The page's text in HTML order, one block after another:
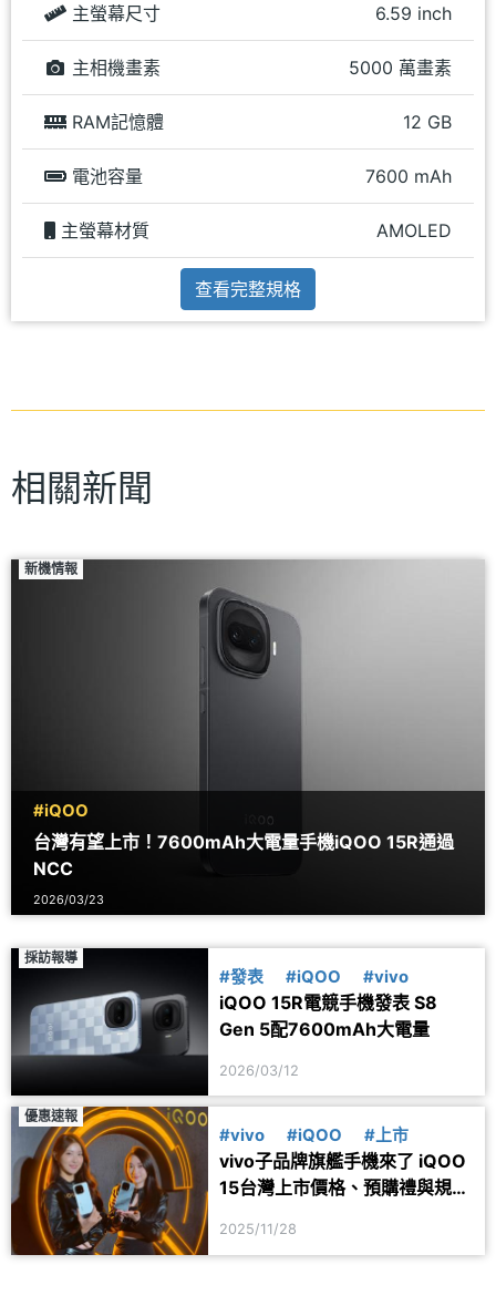
主螢幕尺寸 6.59 inch
主相機畫素 5000 萬畫素
RAM記憶體 12 GB
電池容量 7600 mAh
主螢幕材質 AMOLED
查看完整規格
相關新聞
新機情報
#iQOO
台灣有望上市！7600mAh大電量手機iQOO 15R通過
NCC
2026/03/23
採訪報導
#發表 #iQOO #vivo
iQOO 15R電競手機發表 S8
Gen 5配7600mAh大電量
2026/03/12
優惠速報
#vivo #iQOO #上市
vivo子品牌旗艦手機來了 iQOO
15台灣上市價格、預購禮與規格
2025/11/28